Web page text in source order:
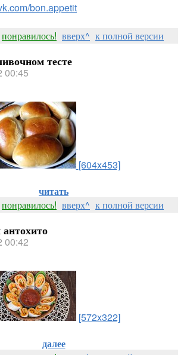
bon.appetit
понравилось! вверх^ к полной версии
тесте
00:45
[604x453]
читать
понравилось! вверх^ к полной версии
00:42
[572x322]
далее